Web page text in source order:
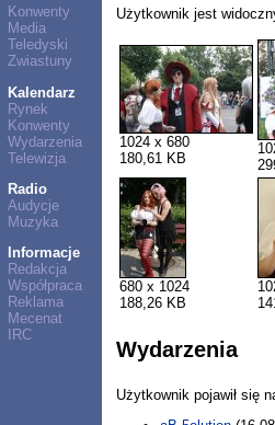
Konwenty
Media
Teledyski
Zwiastuny
Kalendarz
Rynek
Konwenty
Wydarzenia
Telewizja
Radio
Audycje
Muzyka
Informacje
Redakcja
Współpraca
Reklama
Mecenat
IRC
Użytkownik jest
1024 x 680
180,61 KB
680 x 1024
188,26 KB
Wydarzenia
Użytkownik pojawił się